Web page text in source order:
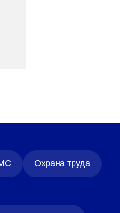
Охрана труда